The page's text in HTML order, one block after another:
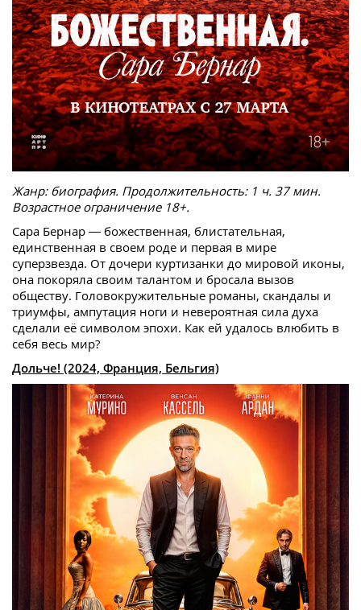
Жанр: биография. Продолжительность: 1 ч. 37 мин.
Возрастное ограничение 18+.
Сара Бернар — божественная, блистательная,
единственная в своем роде и первая в мире
суперзвезда. От дочери куртизанки до мировой иконы,
она покоряла своим талантом и бросала вызов
обществу. Головокружительные романы, скандалы и
триумфы, ампутация ноги и невероятная сила духа
сделали её символом эпохи. Как ей удалось влюбить в
себя весь мир?
Дольче! (2024, Франция, Бельгия)